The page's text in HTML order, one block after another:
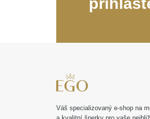
Váš specializovaný e-shop na